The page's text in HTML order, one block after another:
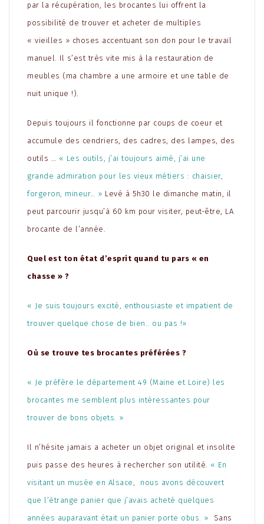
par la récupération, les brocantes lui offrent la
possibilité de trouver et acheter de multiples
« vieilles » choses accentuant son don pour le travail
manuel. Il s’est très vite mis à la restauration de
meubles (ma chambre a une armoire et une table de
nuit unique !).
Depuis toujours il fonctionne par coups de coeur et
accumule des cendriers, des cadres, des lampes, des
outils … « Les outils, j’ai toujours aimé, j’ai une
grande admiration pour les vieux métiers : chaisier,
forgeron, mineur… » Levé à 5h30 le dimanche matin, il
peut parcourir jusqu’à 60 km pour visiter, peut-être, LA
brocante de l’année.
Quel est ton état d’esprit quand tu pars « en
chasse » ?
« Je suis toujours excité, enthousiaste et impatient de
trouver quelque chose de bien.. ou pas !»
Où se trouve tes brocantes préférées ?
« Je préfère le département 49 (Maine et Loire) les
brocantes me semblent plus intéressantes pour
trouver de bons objets. »
Il n’hésite jamais a acheter un objet original et insolite
puis passe des heures à rechercher son utilité. « En
visitant un musée en Alsace, nous avons découvert
que l’étrange panier que j’avais acheté quelques
années auparavant était un panier porte obus. »
Sans